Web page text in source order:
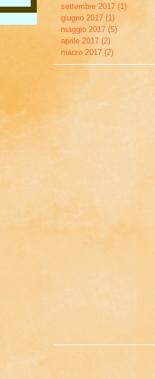
settembre 2017 (1) 1 post
giugno 2017 (1)
maggio 2017 (5)
aprile 2017 (2)
marzo 2017 (2)